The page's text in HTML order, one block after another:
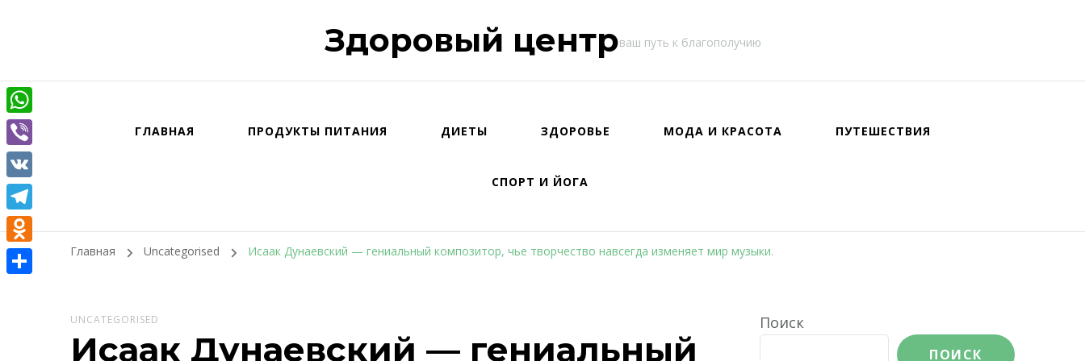
Здоровый центрваш путь к благополучию
ГЛАВНАЯ ПРОДУКТЫ ПИТАНИЯ ДИЕТЫ ЗДОРОВЬЕ МОДА И КРАСОТА ПУТЕШЕСТВИЯ
СПОРТ И ЙОГА
Главная Uncategorised Исаак Дунаевский — гениальный композитор, чье творчество навсегда изменяет мир музыки.
UNCATEGORISED
Исаак Дунаевский — гениальный
Поиск
ПОИСК
WhatsApp
Viber
VK
Telegram
Odnoklassniki